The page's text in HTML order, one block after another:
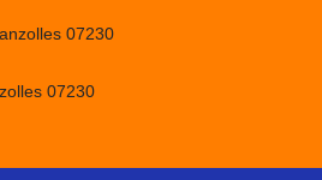
07230
07230